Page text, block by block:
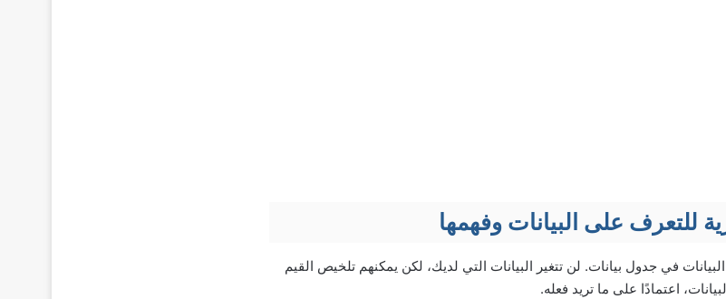
للتعرف على البيانات وفهمها
في جدول بيانات. لن تتغير البيانات التي لديك، لكن يمكنهم تلخيص القيم
اعتمادًا على ما تريد فعله.